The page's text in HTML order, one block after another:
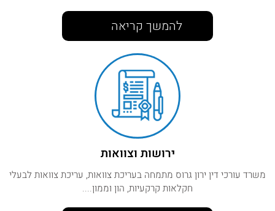
להמשך קריאה
ירושות וצוואות
משרד עורכי דין ירון גרוס מתמחה בעריכת צוואות, עריכת צוואות לבעלי
חקלאות קרקעיות, הון וממון....